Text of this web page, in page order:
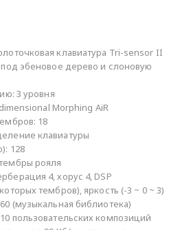
клавиатура Tri-sensor II
эбеновое дерево и слоновую
3 уровня
Morphing AiR
18
клавиатуры
128
рояля
4, хорус 4, DSP
тембров), яркость (-3 ~ 0 ~ 3)
(музыкальная библиотека)
пользовательских композиций